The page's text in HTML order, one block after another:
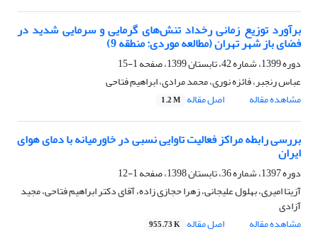
برآورد توزیع زمانی رخداد تنش‌های گرمایی و سرمایی شدید در
فضای باز شهر تهران (مطالعه موردی: منطقه 9)
دوره 1399، شماره 42، تابستان 1399، صفحه
1-15
عباس رنجبر، فائزه نوری، محمد مرادی، ابراهیم فتاحی
مشاهده مقاله
اصل مقاله 1.2 M
بررسی رابطه مراکز فعالیت تاوایی نسبی در خاورمیانه با دمای هوای
ایران
دوره 1397، شماره 36، تابستان 1398، صفحه
1-12
آزیتا امیری، بهلول علیجانی، زهرا حجازی زاده، آقای دکتر ابراهیم فتاحی، مجید
آزادی
مشاهده مقاله
اصل مقاله 955.73 K